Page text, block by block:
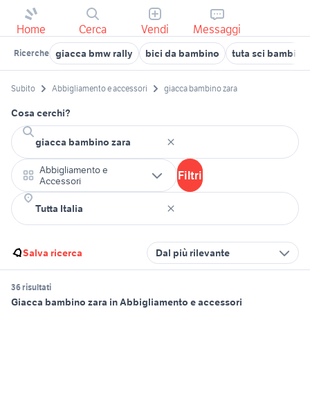
Home Cerca Vendi Messaggi
Ricerche giacca bmw rally bici da bambino tuta sci bambina
Subito Abbigliamento e accessori giacca bambino zara
Cosa cerchi?
Abbigliamento e
Accessori
Filtri
Salva ricerca Dal più rilevante
36 risultati
Giacca bambino zara in Abbigliamento e accessori